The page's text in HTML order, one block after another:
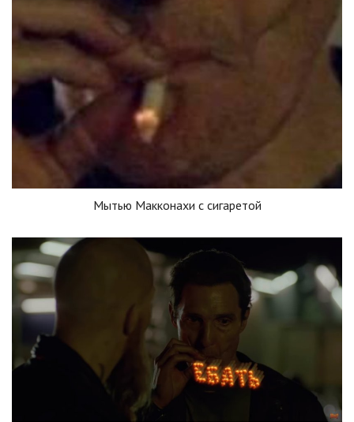
Мытью Макконахи с сигаретой